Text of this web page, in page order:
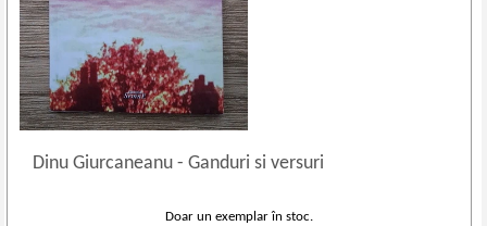
Dinu Giurcaneanu- Ganduri si versuri
Doar un exemplar în stoc.